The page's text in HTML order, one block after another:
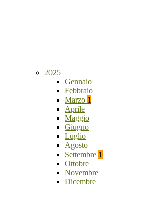
2025
Gennaio
Febbraio
Marzo 1
Aprile
Maggio
Giugno
Luglio
Agosto
Settembre 1
Ottobre
Novembre
Dicembre